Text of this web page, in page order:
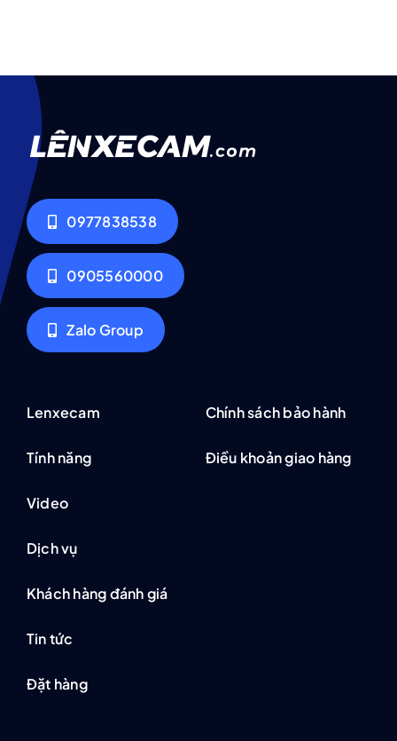
0977838538
0905560000
Zalo Group
Lenxecam
Tính năng
Video
Dịch vụ
Khách hàng đánh giá
Tin tức
Đặt hàng
Chính sách bảo hành
Điều khoản giao hàng